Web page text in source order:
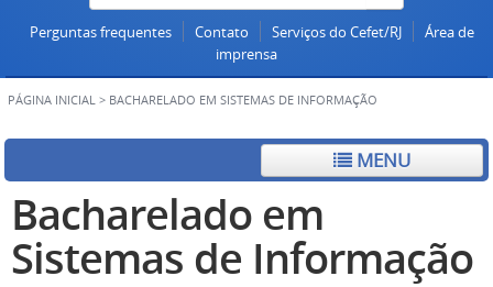
Perguntas frequentes Contato Serviços do Cefet/RJ
Área de
imprensa
PÁGINA INICIAL > BACHARELADO EM SISTEMAS DE INFORMAÇÃO
MENU
Bacharelado em
Sistemas de Informação